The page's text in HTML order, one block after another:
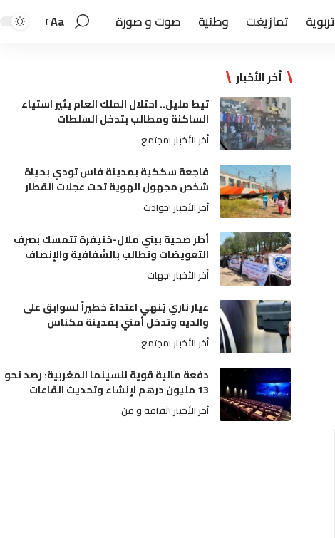
تربوية تمازيغت وطنية صوت و صورة Aa
أخر الأخبار
تيط مليل.. احتلال الملك العام يثير استياء
الساكنة ومطالب بتدخل السلطات
أخر الأخبار مجتمع
فاجعة سككية بمدينة فاس تودي بحياة
شخص مجهول الهوية تحت عجلات القطار
أخر الأخبار حوادث
أطر صحية ببني ملال-خنيفرة تتمسك بصرف
التعويضات وتطالب بالشفافية والإنصاف
أخر الأخبار جهات
عيار ناري يُنهي اعتداءً خطيراً لسوابق على
والديه وتدخل أمني بمدينة مكناس
أخر الأخبار مجتمع
دفعة مالية قوية للسينما المغربية: رصد نحو
13 مليون درهم لإنشاء وتحديث القاعات
أخر الأخبار ثقافة و فن